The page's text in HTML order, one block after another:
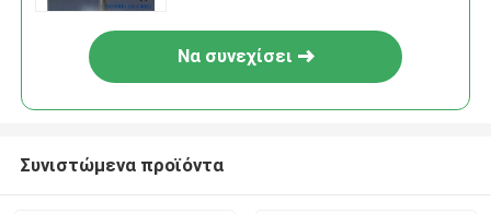
Να συνεχίσει
Συνιστώμενα προϊόντα